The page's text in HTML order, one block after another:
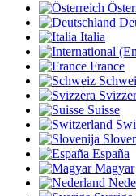
Italia
France
Suisse
España
Magyar